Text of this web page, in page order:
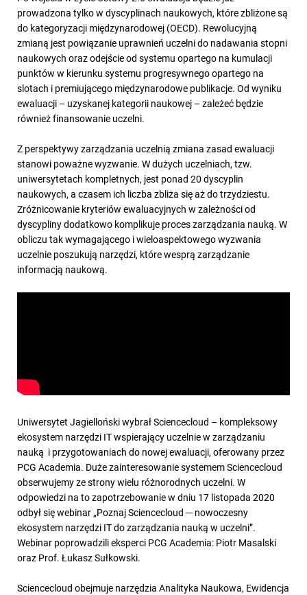
prowadzona tylko w dyscyplinach naukowych, które zbliżone są
do kategoryzacji międzynarodowej (OECD). Rewolucyjną
zmianą jest powiązanie uprawnień uczelni do nadawania stopni
naukowych oraz odejście od systemu opartego na kumulacji
punktów w kierunku systemu progresywnego opartego na
slotach i premiującego międzynarodowe publikacje. Od wyniku
ewaluacji – uzyskanej kategorii naukowej – zależeć będzie
również finansowanie uczelni.
Z perspektywy zarządzania uczelnią zmiana zasad ewaluacji
stanowi poważne wyzwanie. W dużych uczelniach, tzw.
uniwersytetach kompletnych, jest ponad 20 dyscyplin
naukowych, a czasem ich liczba zbliża się aż do trzydziestu.
Zróżnicowanie kryteriów ewaluacyjnych w zależności od
dyscypliny dodatkowo komplikuje proces zarządzania nauką. W
obliczu tak wymagającego i wieloaspektowego wyzwania
uczelnie poszukują narzędzi, które wesprą zarządzanie
informacją naukową.
Uniwersytet Jagielloński wybrał Sciencecloud – kompleksowy
ekosystem narzędzi IT wspierający uczelnie w zarządzaniu
nauką i przygotowaniach do nowej ewaluacji, oferowany przez
PCG Academia. Duże zainteresowanie systemem Sciencecloud
obserwujemy ze strony wielu różnorodnych uczelni. W
odpowiedzi na to zapotrzebowanie w dniu 17 listopada 2020
odbył się webinar „Poznaj Sciencecloud ─ nowoczesny
ekosystem narzędzi IT do zarządzania nauką w uczelni”.
Webinar poprowadzili eksperci PCG Academia: Piotr Masalski
oraz Prof. Łukasz Sułkowski.
Sciencecloud obejmuje narzędzia Analityka Naukowa, Ewidencja